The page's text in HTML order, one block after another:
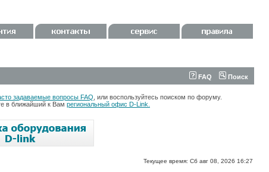
FAQ Поиск
задаваемые вопросы FAQ , или воспользуйтесь поиском по форуму.
в ближайший к Вам региональный офис D-Link.
Текущее время: Сб авг 08, 2026 16:27